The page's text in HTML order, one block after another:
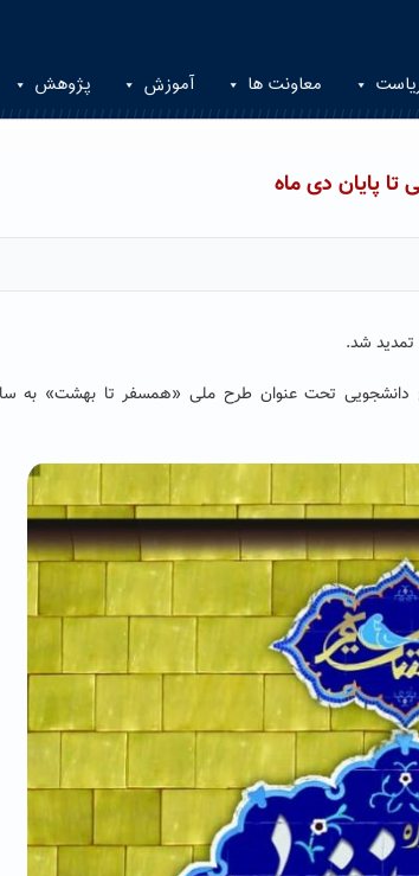
معاونت ها آموزش پژوهش
پایان دی ماه
تحت عنوان طرح ملی «همسفر تا بهشت» به